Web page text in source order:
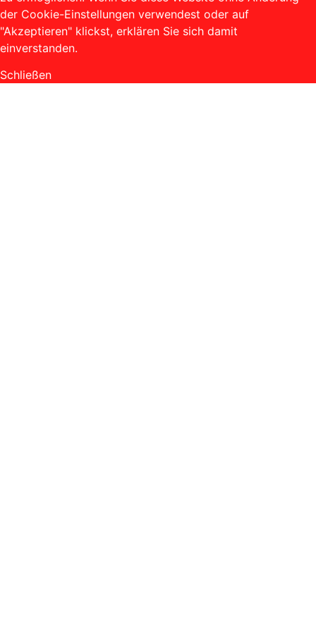
der Cookie-Einstellungen verwendest oder auf
"Akzeptieren" klickst, erklären Sie sich damit
einverstanden.
Schließen